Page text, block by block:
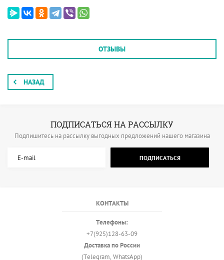
ОТЗЫВЫ
НАЗАД
ПОДПИСАТЬСЯ НА РАССЫЛКУ
Подпишитесь на рассылку выгодных предложений нашего магазина
ПОДПИСАТЬСЯ
КОНТАКТЫ
Телефоны:
+7(925)128-63-09
Доставка по России
(Telegram, WhatsApp)